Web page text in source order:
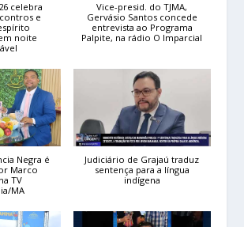
celebra
e
noite
Vice-presid. do TJMA,
Gervásio Santos concede
entrevista ao Programa
Palpite, na rádio O Imparcial
Negra é
Marco
TV
MA
Judiciário de Grajaú traduz
sentença para a língua
indígena